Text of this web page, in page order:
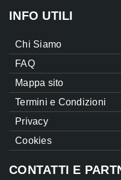
INFO UTILI
Chi Siamo
FAQ
Mappa sito
Termini e Condizioni
Privacy
Cookies
CONTATTI E